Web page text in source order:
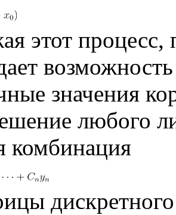
этот
значения
любого
комбинация